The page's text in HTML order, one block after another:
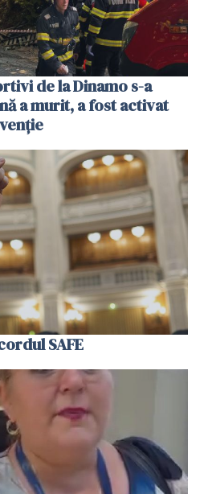
de la Dinamo s-a
a murit, a fost activat
SAFE